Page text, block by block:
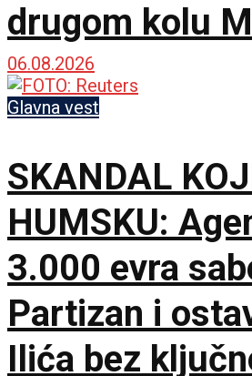
drugom kolu
06.08.2026
Glavna vest
SKANDAL
HUMSKU:
3.000 evra
Partizan i
Ilića bez